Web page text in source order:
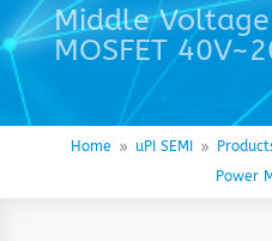
Middle
MOSFET
Home 9 uPI SEMI 9
Power